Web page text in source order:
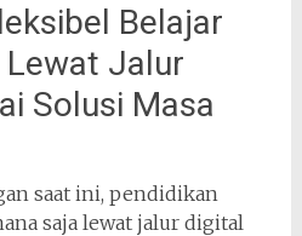
Belajar
Lewat Jalur
Solusi Masa
saat ini, pendidikan
saja lewat jalur digital